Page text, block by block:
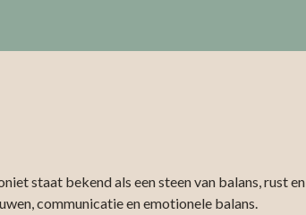
staat bekend als een steen van balans, rust en
communicatie en emotionele balans.